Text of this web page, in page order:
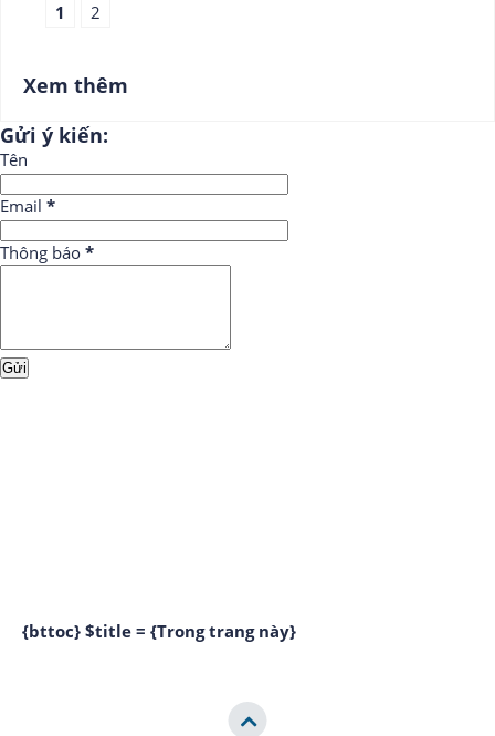
1 2
Xem thêm
Gửi ý kiến:
Tên
Email *
Thông báo *
{bttoc} $title = {Trong trang này}